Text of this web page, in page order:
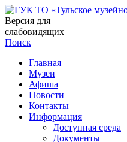
Версия для
слабовидящих
Поиск
Главная
Музеи
Афиша
Новости
Контакты
Информация
Доступная среда
Документы